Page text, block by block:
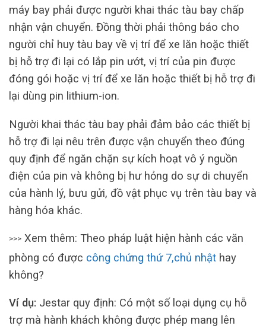
máy bay phải được người khai thác tàu bay chấp
nhận vận chuyển. Đồng thời phải thông báo cho
người chỉ huy tàu bay về vị trí để xe lăn hoặc thiết
bị hỗ trợ đi lại có lắp pin ướt, vị trí của pin được
đóng gói hoặc vị trí để xe lăn hoặc thiết bị hỗ trợ đi
lại dùng pin lithium-ion.
Người khai thác tàu bay phải đảm bảo các thiết bị
hỗ trợ đi lại nêu trên được vận chuyển theo đúng
quy định để ngăn chặn sự kích hoạt vô ý nguồn
điện của pin và không bị hư hỏng do sự di chuyển
của hành lý, bưu gửi, đồ vật phục vụ trên tàu bay và
hàng hóa khác.
>>> Xem thêm: Theo pháp luật hiện hành các văn
phòng có được công chứng thứ 7,chủ nhật hay
không?
Ví dụ: Jestar quy định: Có một số loại dụng cụ hỗ
trợ mà hành khách không được phép mang lên